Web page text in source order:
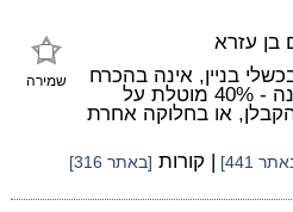
שמירה
בן עזרא
בניין, אינה בהכרח
אחריות מחולקת, כלומר, אינה - 40% מוטלת על
על הקבלן, או בחלוקה אחרת
441] | קורות [באתר 316]